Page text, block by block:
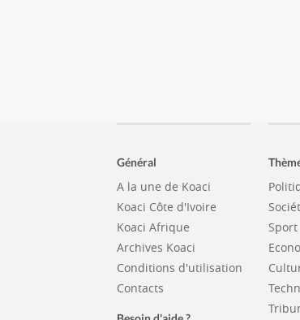
Général
A la une de Koaci
Koaci Côte d'Ivoire
Koaci Afrique
Archives Koaci
Conditions d'utilisation
Contacts
Sport